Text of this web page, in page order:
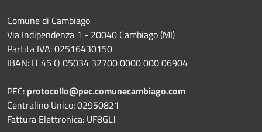
Comune di Cambiago
Via Indipendenza 1 - 20040 Cambiago (MI)
Partita IVA: 02516430150
IBAN: IT 45 Q 05034 32700 0000 000 06904
PEC: protocollo@pec.comunecambiago.com
Centralino Unico: 02950821
Fattura Elettronica: UF8GLJ